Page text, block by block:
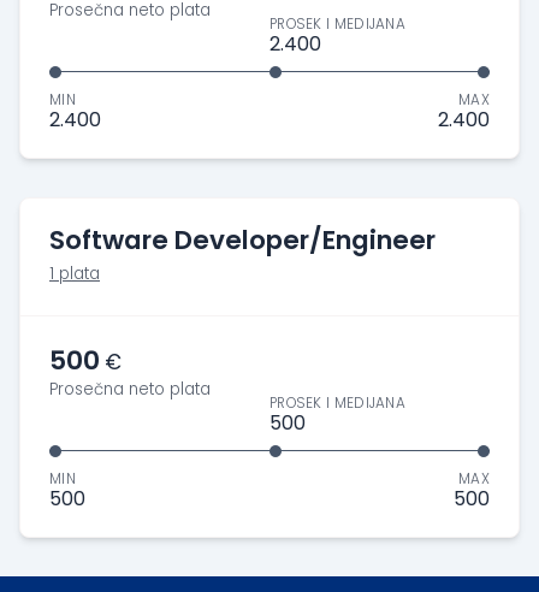
Prosečna neto plata
MIN
2.400
PROSEK I MEDIJANA
2.400
MAX
2.400
Software Developer/Engineer
1 plata
500 €
Prosečna neto plata
MIN
500
PROSEK I MEDIJANA
500
MAX
500